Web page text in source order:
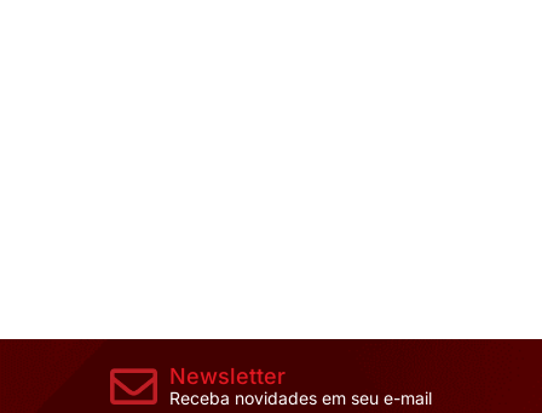
Newsletter
Receba novidades em seu e-mail